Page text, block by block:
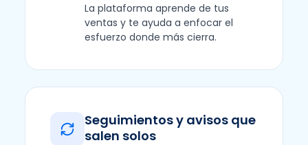
La plataforma aprende de tus
ventas y te ayuda a enfocar el
esfuerzo donde más cierra.
Seguimientos y avisos que
salen solos